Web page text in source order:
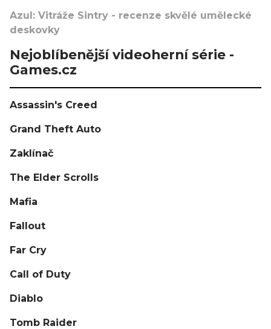
Azul: Vitráže Sintry - recenze skvělé umělecké
deskovky
Nejoblíbenější videoherní série -
Games.cz
Assassin's Creed
Grand Theft Auto
Zaklínač
The Elder Scrolls
Mafia
Fallout
Far Cry
Call of Duty
Diablo
Tomb Raider